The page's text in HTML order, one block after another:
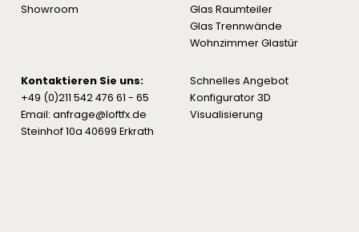
Kontaktieren Sie uns:
+49 (0)211 542 476 61 - 65
Email: anfrage@loftfx.de
Steinhof 10a 40699 Erkrath
Showroom
Schnelles Angebot
Konfigurator 3D
Visualisierung
Glas Raumteiler
Glas Trennwände
Wohnzimmer Glastür